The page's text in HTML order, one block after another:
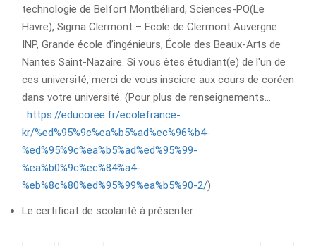
technologie de Belfort Montbéliard, Sciences-PO(Le
Havre), Sigma Clermont – Ecole de Clermont Auvergne
INP, Grande école d’ingénieurs, École des Beaux-Arts de
Nantes Saint-Nazaire. Si vous êtes étudiant(e) de l'un de
ces université, merci de vous inscicre aux cours de coréen
dans votre université. (Pour plus de renseignements...
: https://educoree.fr/ecolefrance-
kr/%ed%95%9c%ea%b5%ad%ec%96%b4-
%ed%95%9c%ea%b5%ad%ed%95%99-
%ea%b0%9c%ec%84%a4-
%eb%8c%80%ed%95%99%ea%b5%90-2/)
Le certificat de scolarité à présenter